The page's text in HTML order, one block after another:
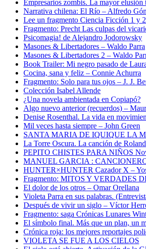
Empresarios zombis. La mayor
Narrativa chilena: El Río – Alfredo
Lee un fragmento Ciencia Ficción 1 y
Fragmento: Precht Las culpas del
Psicomagia! de Alejandro Jodorowsky
Masones & Libertadores – Waldo Parra
Masones & Libertadores 2 – Waldo
Book Trailer: Mi negro pasado de
Cocina, sana y feliz – Connie Achurra
Fragmento: Solo para tus ojos – J. J.
Colección Isabel Allende
¿Una novela ambientada en Copiapó?
Algo nuevo anterior (recuerdos) –
Denise Rosenthal. La vida en
Mil veces hasta siempre – John Green
SANTA MARIA DE IQUIQUE LA
La Torre Oscura. La canción de
PEPITO CHISTES PARA NIÑOS
MANUEL GARCIA :
HUNTER×HUNTER Cazador X –
Fragmento: MITOS Y VERDADES
El dolor de los otros – Omar Orellana
Violeta Parra en sus palabras.
Después de vivir un siglo – Víctor
Fragmento: saga Crónicas Lunares
El símbolo final. Más que un plan, un
Crónica roja: los mejores reportajes
VIOLETA SE FUE A LOS CIELOS